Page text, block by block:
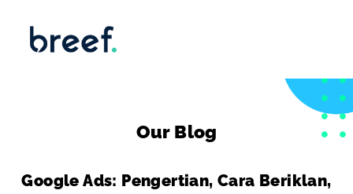
Our Blog
Google Ads: Pengertian, Cara Beriklan,